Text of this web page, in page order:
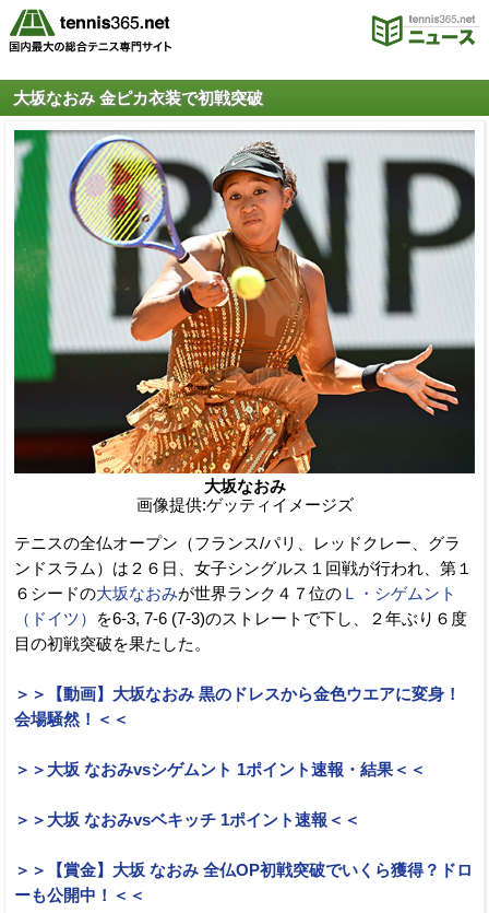
大坂なおみ 金ピカ衣装で初戦突破
大坂なおみ
画像提供:ゲッティイメージズ
テニスの全仏オープン（フランス/パリ、レッドクレー、グラ
ンドスラム）は２６日、女子シングルス１回戦が行われ、第１
６シードの大坂なおみが世界ランク４７位の Ｌ・シゲムント
（ドイツ）
を6-3, 7-6 (7-3)のストレートで下し、２年ぶり６度
目の初戦突破を果たした。
＞＞【動画】大坂なおみ 黒のドレスから金色ウエアに変身！
会場騒然！＜＜
＞＞大坂 なおみvsシゲムント 1ポイント速報・結果＜＜
＞＞大坂 なおみvsベキッチ 1ポイント速報＜＜
＞＞【賞金】大坂 なおみ 全仏OP初戦突破でいくら獲得？ドロ
ーも公開中！＜＜